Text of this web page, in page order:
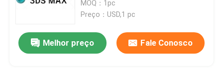
Associação Validade 1 ano
MOQ：1pc
Preço：USD,1 pc
Melhor preço Fale Conosco